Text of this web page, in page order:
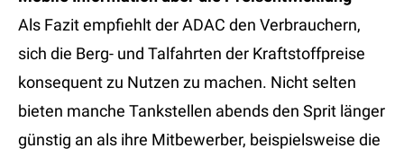
Als Fazit empfiehlt der ADAC den Verbrauchern,
sich die Berg- und Talfahrten der Kraftstoffpreise
konsequent zu Nutzen zu machen. Nicht selten
bieten manche Tankstellen abends den Sprit länger
günstig an als ihre Mitbewerber, beispielsweise die